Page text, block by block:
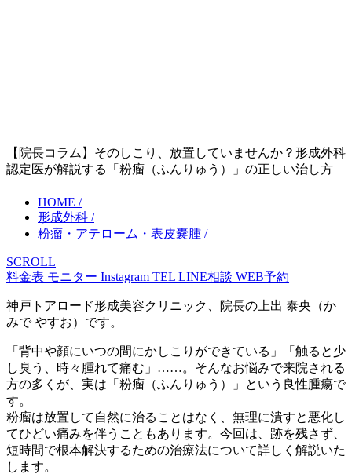
【院長コラム】そのしこり、放置していませんか？形成外科
認定医が解説する「粉瘤（ふんりゅう）」の正しい治し方
HOME /
形成外科 /
粉瘤・アテローム・表皮嚢腫 /
SCROLL
料金表 モニター Instagram TEL LINE相談 WEB予約
神戸トアロード形成美容クリニック、院長の上出 泰央（か
みで やすお）です。
「背中や顔にいつの間にかしこりができている」「触ると少
し臭う、時々腫れて痛む」……。そんなお悩みで来院される
方の多くが、実は「粉瘤（ふんりゅう）」という良性腫瘍で
す。
粉瘤は放置して自然に治ることはなく、無理に潰すと悪化し
てひどい痛みを伴うこともあります。今回は、跡を残さず、
短時間で根本解決するための治療法について詳しく解説いた
します。